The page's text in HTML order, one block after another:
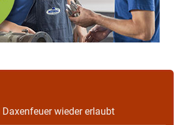
Daxenfeuer wieder erlaubt